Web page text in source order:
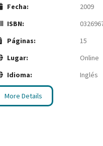
Fecha:
2009
ISBN:
Páginas:
15
Lugar:
Online
Idioma:
Inglés
More Details